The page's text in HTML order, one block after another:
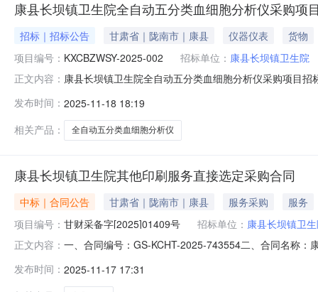
康县长坝镇卫生院全自动五分类血细胞分析仪采购项
招标｜招标公告 甘肃省｜陇南市｜康县 仪器仪表
货物
项目编号： KXCBZWSY-2025-002 招标单位： 康县长坝镇卫生院
正文内容： 康县长坝镇卫生院全自动五分类血细胞分析仪采购项目
发布时间： 2025-11-18 18:19
相关产品：
全自动五分类血细胞分析仪
康县长坝镇卫生院其他印刷服务直接选定采购合同
中标｜合同公告 甘肃省｜陇南市｜康县 服务采购
服务
项目编号： 甘财采备字[2025]01409号 招标单位： 康县长坝镇卫
正文内容： 一、合同编号：GS-KCHT-2025-743554二、合同名称
康县甘肃省陇南市康县城关镇中街13号联系方式：
发布时间： 2025-11-17 17:31